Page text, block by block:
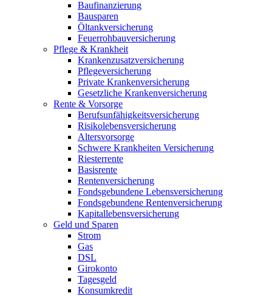
Baufinanzierung
Bausparen
Öltankversicherung
Feuerrohbauversicherung
Pflege & Krankheit
Krankenzusatzversicherung
Pflegeversicherung
Private Krankenversicherung
Gesetzliche Krankenversicherung
Rente & Vorsorge
Berufs­unfähigkeitsversicherung
Risikolebensversicherung
Altersvorsorge
Schwere Krankheiten Versicherung
Riesterrente
Basisrente
Rentenversicherung
Fondsgebundene Lebensversicherung
Fondsgebundene Rentenversicherung
Kapitallebensversicherung
Geld und Sparen
Strom
Gas
DSL
Girokonto
Tagesgeld
Konsumkredit